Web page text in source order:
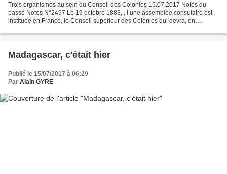
Trois organismes au sein du Conseil des Colonies 15.07.2017 Notes du
passé Notes N°2497 Le 19 octobre 1883, , l’une assemblée consulaire est
instituée en France, le Conseil supérieur des Colonies qui devra, en
Madagascar, c'était hier
Publié le 15/07/2017 à 06:29
Par Alain GYRE